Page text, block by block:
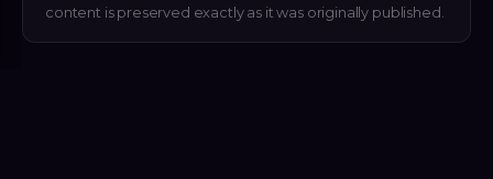
content is preserved exactly as it was originally published.